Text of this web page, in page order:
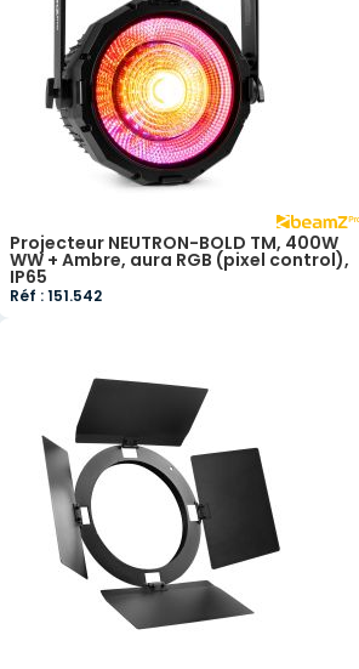
Projecteur NEUTRON-BOLD TM, 400W
WW + Ambre, aura RGB (pixel control),
IP65
Réf : 151.542